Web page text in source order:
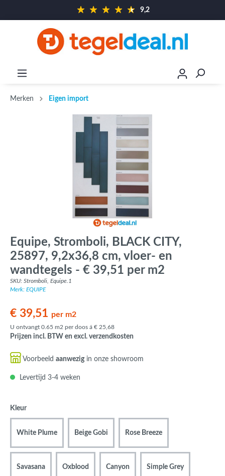
9,2
Merken Eigen import
Equipe, Stromboli, BLACK CITY,
25897, 9,2x36,8 cm, vloer- en
wandtegels - € 39,51 per m2
SKU: Stromboli, Equipe.1
Merk: EQUIPE
€ 39,51 per m2
U ontvangt 0.65 m2 per doos á € 25,68
Prijzen incl. BTW en excl. verzendkosten
Voorbeeld aanwezigin onze showroom
Levertijd 3-4 weken
Kleur
White Plume Beige Gobi Rose Breeze
Savasana Oxblood Canyon Simple Grey